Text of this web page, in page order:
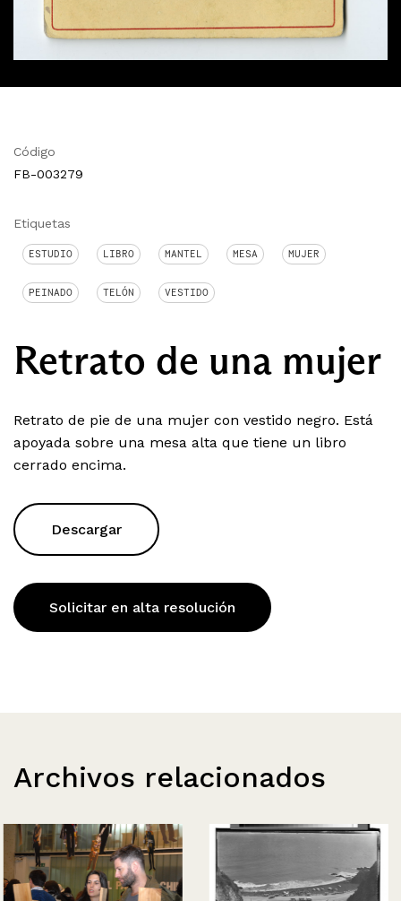
Código
FB-003279
Etiquetas
ESTUDIO LIBRO MANTEL MESA MUJER
PEINADO TELÓN VESTIDO
Retrato de una mujer
Retrato de pie de una mujer con vestido negro. Está
apoyada sobre una mesa alta que tiene un libro
cerrado encima.
Descargar
Solicitar en alta resolución
Archivos relacionados